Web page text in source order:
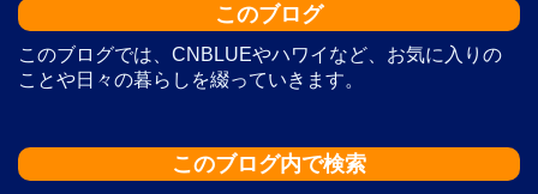
このブログ
このブログでは、CNBLUEやハワイなど、お気に入りの
ことや日々の暮らしを綴っていきます。
このブログ内で検索